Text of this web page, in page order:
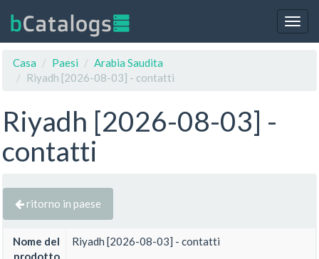
Casa
Paesi
Arabia Saudita
Riyadh [2026-08-03] - contatti
Riyadh [2026-08-03] -
contatti
ritorno in paese
Nome del
prodotto
Riyadh [2026-08-03] - contatti